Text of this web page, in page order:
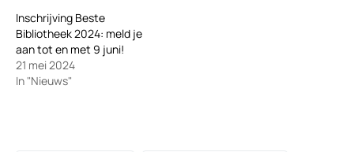
Inschrijving Beste
Bibliotheek 2024: meld je
aan tot en met 9 juni!
21 mei 2024
In "Nieuws"